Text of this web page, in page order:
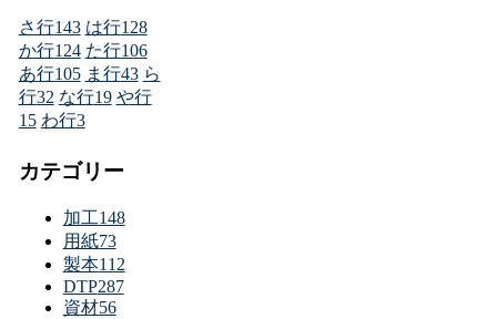
さ行143 は行128
か行124 た行106
あ行105 ま行43 ら
行32 な行19 や行
15 わ行3
カテゴリー
加工148
用紙73
製本112
DTP287
資材56